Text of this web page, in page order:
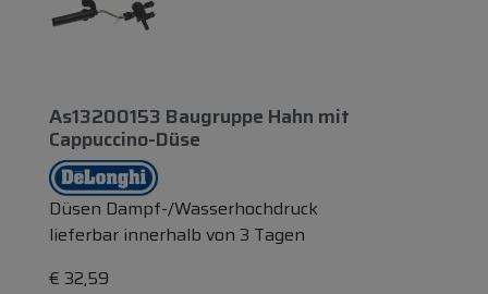
As13200153 Baugruppe Hahn mit
Cappuccino-Düse
Düsen Dampf-/Wasserhochdruck
lieferbar innerhalb von 3 Tagen
€ 32,59